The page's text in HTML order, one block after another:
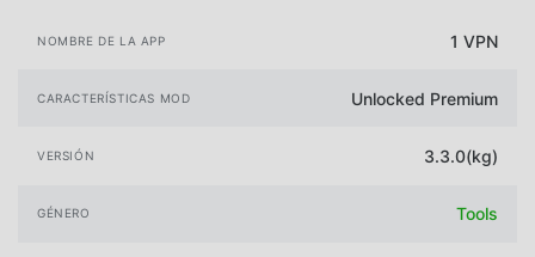
NOMBRE DE LA APP 1 VPN
CARACTERÍSTICAS MOD Unlocked Premium
VERSIÓN 3.3.0(kg)
GÉNERO Tools